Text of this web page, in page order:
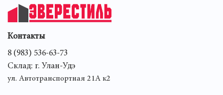
Ширина предмета 135 см
Глубина предмета 50.6 см
Контакты
8 (983) 536-63-73
Склад: г. Улан-Удэ
ул. Автотранспортная 21А к2